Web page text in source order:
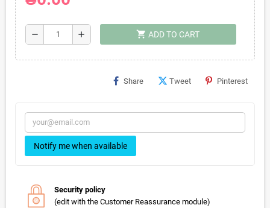
remove add shopping_cart ADD TO CART
Share Tweet Pinterest
Notify me when available
Security policy
(edit with the Customer Reassurance module)